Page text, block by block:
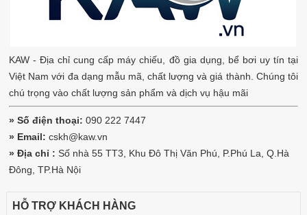
KAW - Địa chỉ cung cấp máy chiếu, đồ gia dụng, bể bơi uy tín tại
Việt Nam với đa dạng mẫu mã, chất lượng và giá thành. Chúng tôi
chú trọng vào chất lượng sản phẩm và dịch vụ hậu mãi
» Số điện thoại: 090 222 7447
» Email: cskh@kaw.vn
» Địa chỉ : Số nhà 55 TT3, Khu Đô Thị Văn Phú, P.Phú La, Q.Hà
Đông, TP.Hà Nội
HỖ TRỢ KHÁCH HÀNG